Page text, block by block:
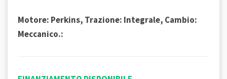
Motore: Perkins, Trazione: Integrale, Cambio:
Meccanico.: